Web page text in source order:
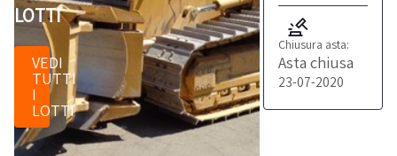
LOTTI
VEDI
TUTTI
I
LOTTI
Chiusura asta:
Asta chiusa
23-07-2020